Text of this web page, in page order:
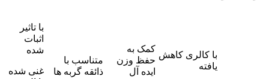
با کالری کاهش
یافته
کمک به
حفظ وزن
ایده آل
متناسب با
ذائقه گربه ها
با تاثیر
اثبات
شده
غنی شده